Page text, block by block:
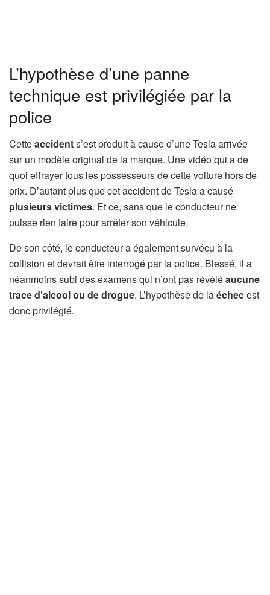
L’hypothèse d’une panne
technique est privilégiée par la
police
Cetteaccidents’est produit à cause d’une Tesla arrivée
sur un modèle original de la marque. Une vidéo qui a de
quoi effrayer tous les possesseurs de cette voiture hors de
prix. D’autant plus que cet accident de Tesla a causé
plusieurs victimes. Et ce, sans que le conducteur ne
puisse rien faire pour arrêter son véhicule.
De son côté, le conducteur a également survécu à la
collision et devrait être interrogé par la police. Blessé, il a
néanmoins subi des examens qui n’ont pas révéléaucune
trace d’alcool ou de drogue. L’hypothèse de laéchecest
donc privilégié.